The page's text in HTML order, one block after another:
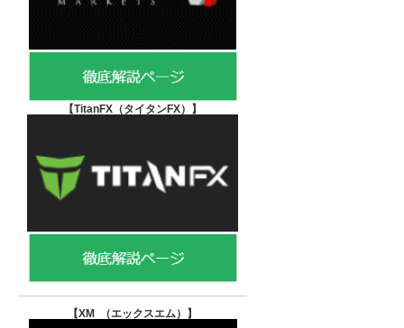
【TitanFX（タイタンFX） 】
【XM （エックスエム） 】